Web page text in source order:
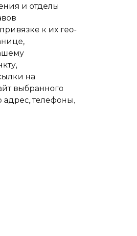
и отделы
к их гео-
на
выбранного
адрес, телефоны,